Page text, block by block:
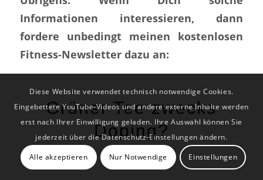
Informationen interessieren, dann
fordere unbedingt meinen kostenlosen
Fitness-Newsletter dazu an:
Grüner Tee zwecks
Doping?
Diese Website verwendet technisch notwendige Cookies.
Eingebettete YouTube-Videos und andere externe Inhalte werden
erst nach Ihrer Einwilligung geladen. Ihre Auswahl können Sie
jederzeit über die Datenschutz-Einstellungen ändern.
Alle akzeptieren Nur Notwendige Einstellungen